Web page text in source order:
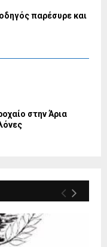
παρέσυρε και
στην Άρια